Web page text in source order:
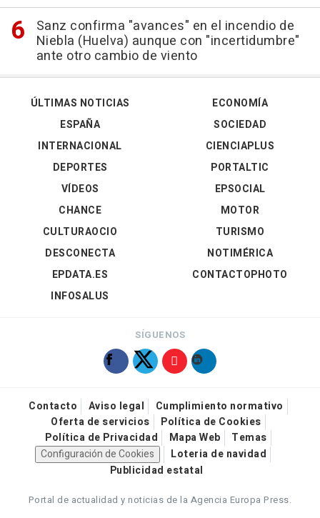
Sanz confirma "avances" en el incendio de
Niebla (Huelva) aunque con "incertidumbre"
ante otro cambio de viento
ÚLTIMAS NOTICIAS
ESPAÑA
INTERNACIONAL
DEPORTES
VÍDEOS
ECONOMÍA
SOCIEDAD
CIENCIAPLUS
PORTALTIC
EPSOCIAL
CHANCE
CULTURAOCIO
DESCONECTA
EPDATA.ES
INFOSALUS
MOTOR
TURISMO
NOTIMÉRICA
CONTACTOPHOTO
SÍGUENOS
Contacto Aviso legal
Cumplimiento normativo
Oferta de servicios
Política de Cookies
Política de Privacidad
Mapa Web
Temas
Configuración de Cookies
Loteria de navidad
Publicidad estatal
Portal de actualidad y noticias de la Agencia Europa Press.